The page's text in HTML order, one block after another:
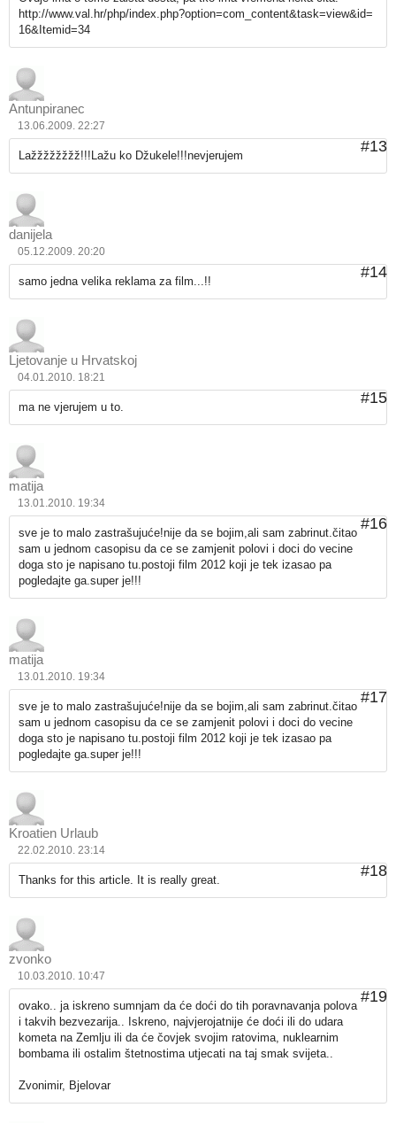
http://www.val.hr/php/index.php?option=com_content&task=view&id=
16&Itemid=34
Antunpiranec
13.06.2009. 22:27
#13
Lažžžžžžžž!!!Lažu ko Džukele!!!nevjerujem
danijela
05.12.2009. 20:20
#14
samo jedna velika reklama za film...!!
Ljetovanje u Hrvatskoj
04.01.2010. 18:21
#15
ma ne vjerujem u to.
matija
13.01.2010. 19:34
#16
sve je to malo zastrašujuće!nije da se bojim,ali sam zabrinut.čitao
sam u jednom casopisu da ce se zamjenit polovi i doci do vecine
doga sto je napisano tu.postoji film 2012 koji je tek izasao pa
pogledajte ga.super je!!!
matija
13.01.2010. 19:34
#17
sve je to malo zastrašujuće!nije da se bojim,ali sam zabrinut.čitao
sam u jednom casopisu da ce se zamjenit polovi i doci do vecine
doga sto je napisano tu.postoji film 2012 koji je tek izasao pa
pogledajte ga.super je!!!
Kroatien Urlaub
22.02.2010. 23:14
#18
Thanks for this article. It is really great.
zvonko
10.03.2010. 10:47
#19
ovako.. ja iskreno sumnjam da će doći do tih poravnavanja polova
i takvih bezvezarija.. Iskreno, najvjerojatnije će doći ili do udara
kometa na Zemlju ili da će čovjek svojim ratovima, nuklearnim
bombama ili ostalim štetnostima utjecati na taj smak svijeta..
Zvonimir, Bjelovar